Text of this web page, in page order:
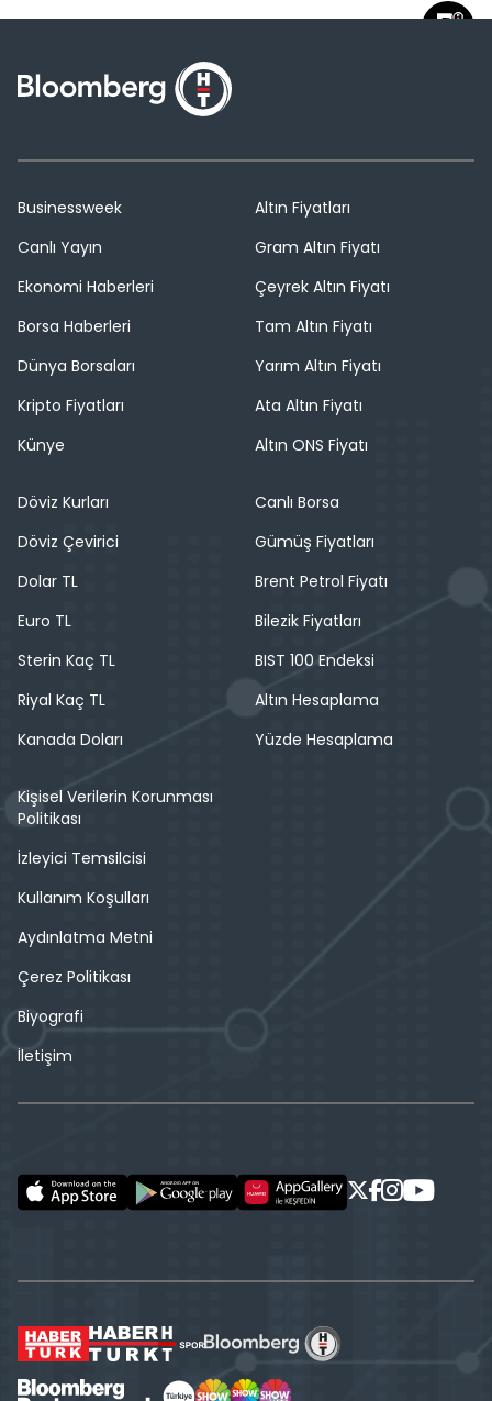
Businessweek
Canlı Yayın
Ekonomi Haberleri
Borsa Haberleri
Dünya Borsaları
Kripto Fiyatları
Künye
Altın Fiyatları
Gram Altın Fiyatı
Çeyrek Altın Fiyatı
Tam Altın Fiyatı
Yarım Altın Fiyatı
Ata Altın Fiyatı
Altın ONS Fiyatı
Döviz Kurları
Döviz Çevirici
Dolar TL
Euro TL
Sterin Kaç TL
Riyal Kaç TL
Kanada Doları
Canlı Borsa
Gümüş Fiyatları
Brent Petrol Fiyatı
Bilezik Fiyatları
BIST 100 Endeksi
Altın Hesaplama
Yüzde Hesaplama
Kişisel Verilerin Korunması
Politikası
İzleyici Temsilcisi
Kullanım Koşulları
Aydınlatma Metni
Çerez Politikası
Biyografi
İletişim